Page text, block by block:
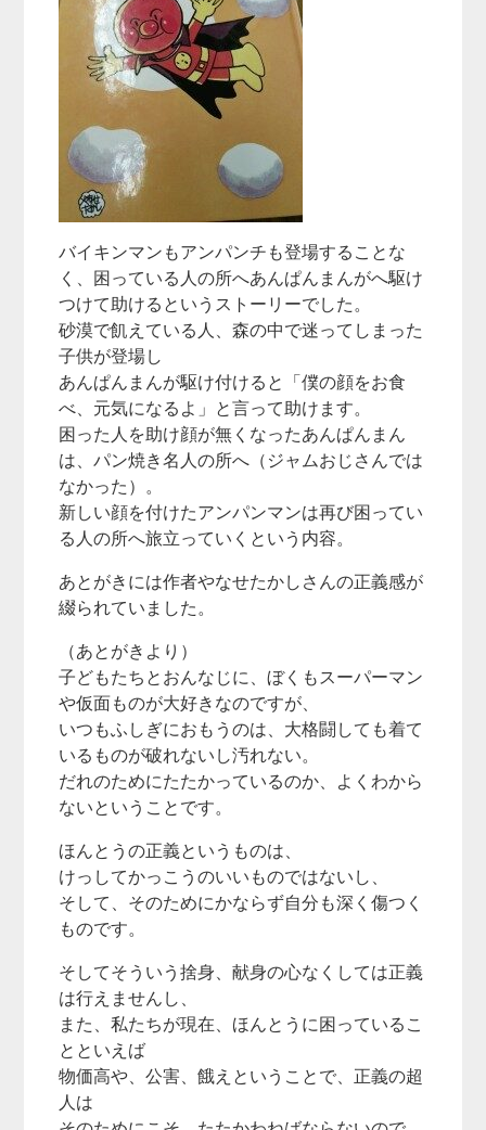
バイキンマンもアンパンチも登場することな
く、困っている人の所へあんぱんまんがへ駆け
つけて助けるというストーリーでした。
砂漠で飢えている人、森の中で迷ってしまった
子供が登場し
あんぱんまんが駆け付けると「僕の顔をお食
べ、元気になるよ」と言って助けます。
困った人を助け顔が無くなったあんぱんまん
は、パン焼き名人の所へ（ジャムおじさんでは
なかった）。
新しい顔を付けたアンパンマンは再び困ってい
る人の所へ旅立っていくという内容。
あとがきには作者やなせたかしさんの正義感が
綴られていました。
（あとがきより）
子どもたちとおんなじに、ぼくもスーパーマン
や仮面ものが大好きなのですが、
いつもふしぎにおもうのは、大格闘しても着て
いるものが破れないし汚れない。
だれのためにたたかっているのか、よくわから
ないということです。
ほんとうの正義というものは、
けっしてかっこうのいいものではないし、
そして、そのためにかならず自分も深く傷つく
ものです。
そしてそういう捨身、献身の心なくしては正義
は行えませんし、
また、私たちが現在、ほんとうに困っているこ
とといえば
物価高や、公害、餓えということで、正義の超
人は